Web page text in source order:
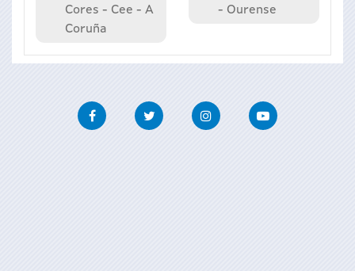
Cores - Cee - A
Coruña
- Ourense
FacebookTwitter InstagramYoutube